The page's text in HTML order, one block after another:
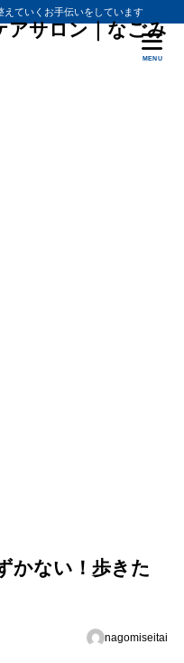
ていくお手伝いをしています
アサロン｜なごみ
MENU
かない！歩きた
nagomiseitai